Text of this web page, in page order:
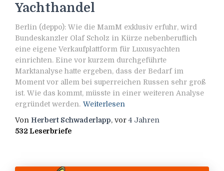
Yachthandel
Berlin (deppo): Wie die MamM exklusiv erfuhr, wird
Bundeskanzler Olaf Scholz in Kürze nebenberuflich
eine eigene Verkaufplattform für Luxusyachten
einrichten. Eine vor kurzem durchgeführte
Marktanalyse hatte ergeben, dass der Bedarf im
Moment vor allem bei superreichen Russen sehr groß
ist. Wie das kommt, müsste in einer weiteren Analyse
ergründet werden. Weiterlesen
Von Herbert Schwaderlapp, vor4 Jahren
532 Leserbriefe